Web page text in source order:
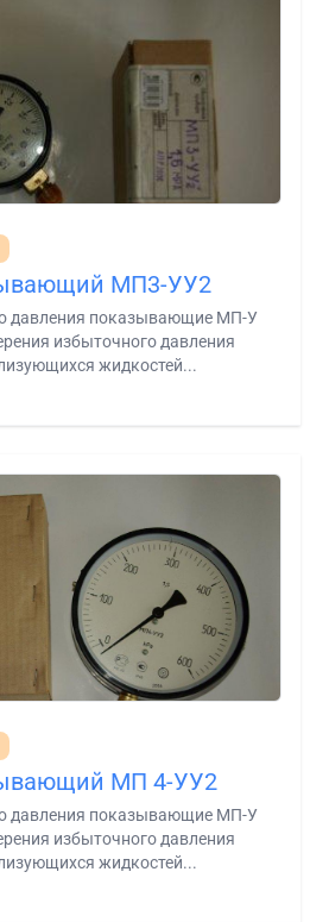
МП3-УУ2
давления показывающие МП-У
избыточного давления
жидкостей...
МП 4-УУ2
давления показывающие МП-У
избыточного давления
жидкостей...